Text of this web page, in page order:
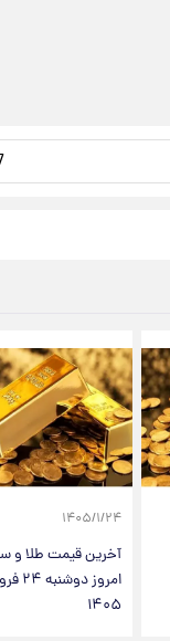
۱۴۰۵/۱/۲۴
آخرین قیمت طلا و
امروز
۱۴۰۵